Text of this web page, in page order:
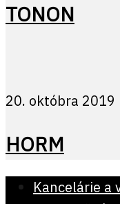
TONON
20. októbra 2019
HORM
Kancelárie a